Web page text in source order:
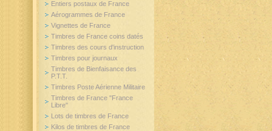
Entiers postaux de France
Aérogrammes de France
Vignettes de France
Timbres de France coins datés
Timbres des cours d'instruction
Timbres pour journaux
Timbres de Bienfaisance des
P.T.T.
Timbres Poste Aérienne Militaire
Timbres de France "France
Libre"
Lots de timbres de France
Kilos de timbres de France